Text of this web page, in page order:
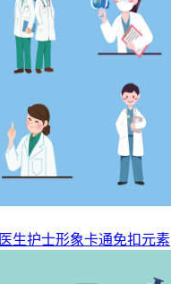
医生护士形象卡通免扣元素